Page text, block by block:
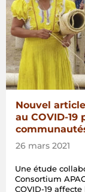
Nouvel
au COVID-
26 mars 2021
Une étude
Consortium
COVID-19